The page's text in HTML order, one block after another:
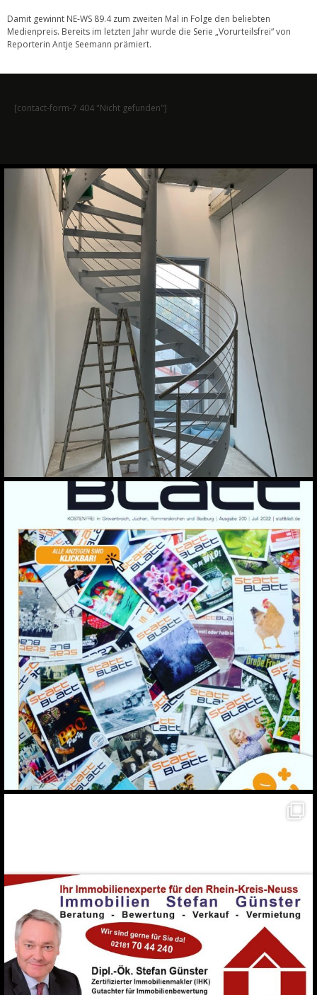
Damit gewinnt NE-WS 89.4 zum zweiten Mal in Folge den beliebten
Medienpreis. Bereits im letzten Jahr wurde die Serie „Vorurteilsfrei“ von
Reporterin Antje Seemann prämiert.
[contact-form-7 404 "Nicht gefunden"]